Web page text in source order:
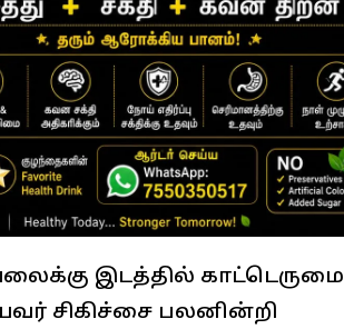
இடத்தில் காட்டெருமை
சிகிச்சை பலனின்றி